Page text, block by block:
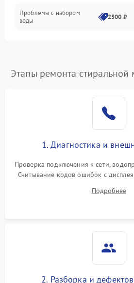
Проблемы с набором
воды
2500 ₽
2200 ₽
Этапы ремонта
1. Диагностика и
Проверка подключения к сети,
Считывание кодов ошибок с
выявления посторонних шумов,
электронного модуля
Подробнее
2. Разборка и